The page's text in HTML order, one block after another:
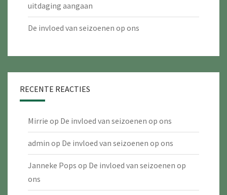
uitdaging aangaan
De invloed van seizoenen op ons
RECENTE REACTIES
Mirrie op De invloed van seizoenen op ons
admin op De invloed van seizoenen op ons
Janneke Pops op De invloed van seizoenen op
ons